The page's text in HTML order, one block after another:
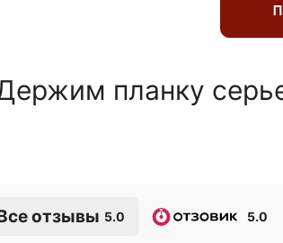
планку
отзывы 5.0 5.0